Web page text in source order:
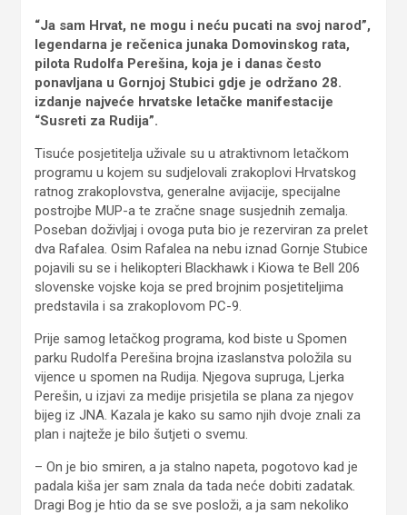
“Ja sam Hrvat, ne mogu i neću pucati na svoj narod”,
legendarna je rečenica junaka Domovinskog rata,
pilota Rudolfa Perešina, koja je i danas često
ponavljana u Gornjoj Stubici gdje je održano 28.
izdanje najveće hrvatske letačke manifestacije
“Susreti za Rudija”.
Tisuće posjetitelja uživale su u atraktivnom letačkom
programu u kojem su sudjelovali zrakoplovi Hrvatskog
ratnog zrakoplovstva, generalne avijacije, specijalne
postrojbe MUP-a te zračne snage susjednih zemalja.
Poseban doživljaj i ovoga puta bio je rezerviran za prelet
dva Rafalea. Osim Rafalea na nebu iznad Gornje Stubice
pojavili su se i helikopteri Blackhawk i Kiowa te Bell 206
slovenske vojske koja se pred brojnim posjetiteljima
predstavila i sa zrakoplovom PC-9.
Prije samog letačkog programa, kod biste u Spomen
parku Rudolfa Perešina brojna izaslanstva položila su
vijence u spomen na Rudija. Njegova supruga, Ljerka
Perešin, u izjavi za medije prisjetila se plana za njegov
bijeg iz JNA. Kazala je kako su samo njih dvoje znali za
plan i najteže je bilo šutjeti o svemu.
– On je bio smiren, a ja stalno napeta, pogotovo kad je
padala kiša jer sam znala da tada neće dobiti zadatak.
Dragi Bog je htio da se sve posloži, a ja sam nekoliko